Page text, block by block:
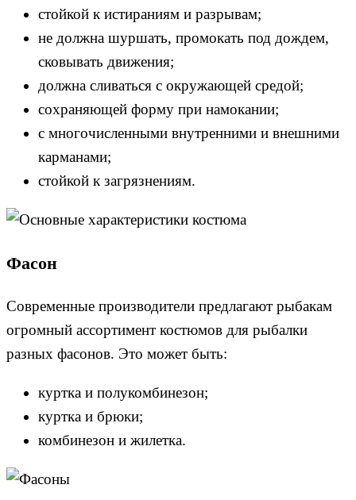
стойкой к истираниям и разрывам;
не должна шуршать, промокать под дождем,
сковывать движения;
должна сливаться с окружающей средой;
сохраняющей форму при намокании;
с многочисленными внутренними и внешними
карманами;
стойкой к загрязнениям.
Фасон
Современные производители предлагают рыбакам
огромный ассортимент костюмов для рыбалки
разных фасонов. Это может быть:
куртка и полукомбинезон;
куртка и брюки;
комбинезон и жилетка.